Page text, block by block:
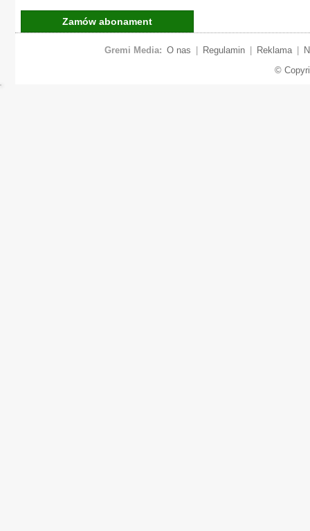
Zamów abonament
Gremi Media: O nas Regulamin Reklama
©